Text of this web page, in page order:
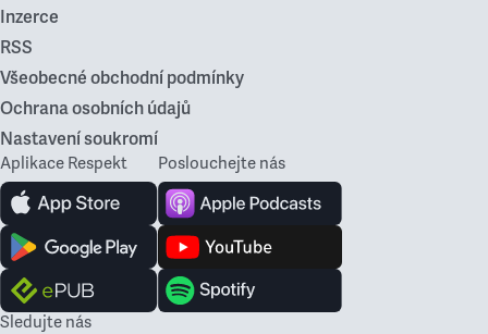
Inzerce
RSS
Všeobecné obchodní podmínky
Ochrana osobních údajů
Nastavení soukromí
Aplikace Respekt Poslouchejte nás
Sledujte nás